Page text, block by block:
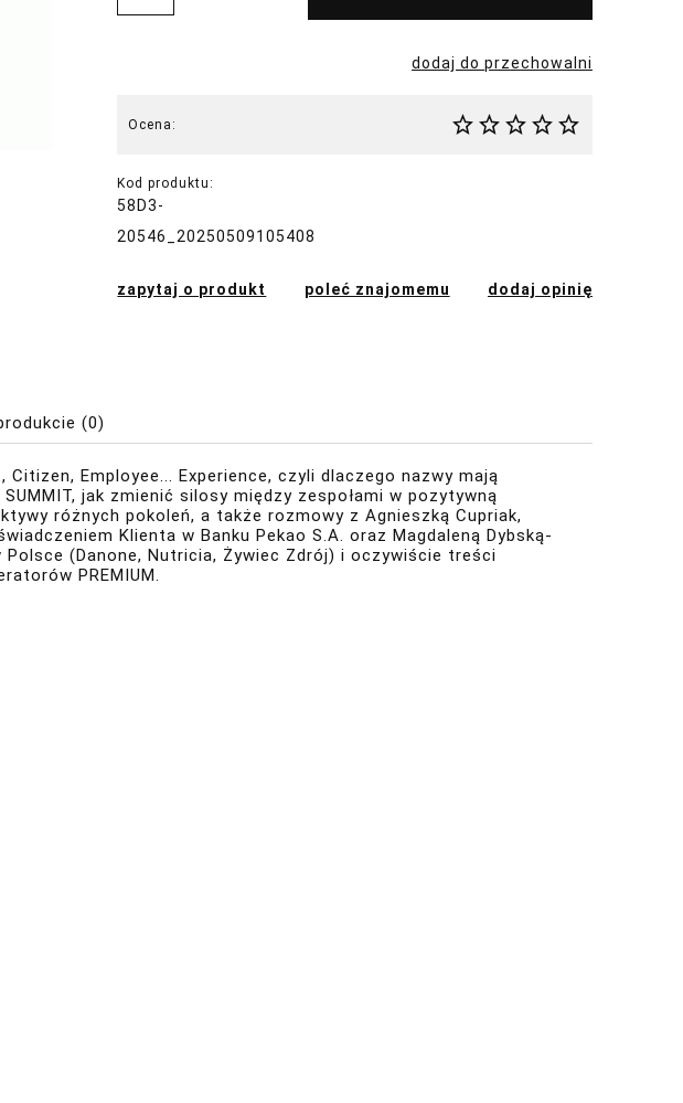
dodaj do przechowalni
Ocena:
Kod produktu:
58D3-
20546_20250509105408
zapytaj o produkt poleć znajomemu dodaj opinię
(0)
Employee... Experience, czyli dlaczego nazwy mają
jak zmienić silosy między zespołami w pozytywną
różnych pokoleń, a także rozmowy z Agnieszką Cupriak,
Klienta w Banku Pekao S.A. oraz Magdaleną Dybską-
Polsce (Danone, Nutricia, Żywiec Zdrój) i oczywiście treści
PREMIUM.